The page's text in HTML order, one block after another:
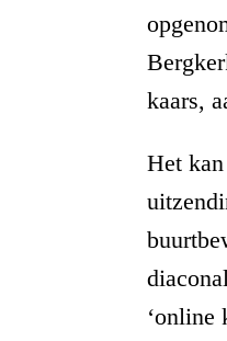
kaars,
Het
‘online